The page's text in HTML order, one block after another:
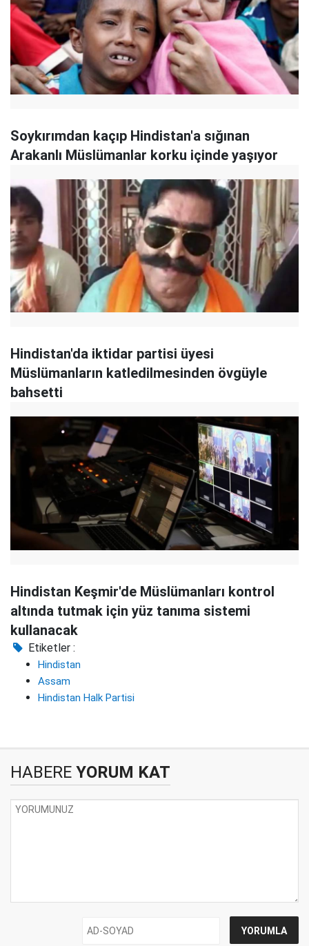
Soykırımdan kaçıp Hindistan'a sığınan
Arakanlı Müslümanlar korku içinde yaşıyor
Hindistan'da iktidar partisi üyesi
Müslümanların katledilmesinden övgüyle
bahsetti
Hindistan Keşmir'de Müslümanları kontrol
altında tutmak için yüz tanıma sistemi
kullanacak
Etiketler :
Hindistan
Assam
Hindistan Halk Partisi
HABERE YORUM KAT